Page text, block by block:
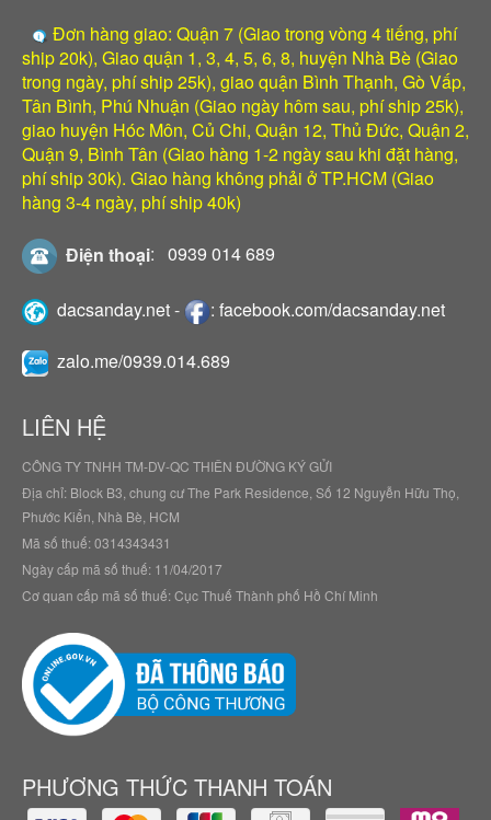
Đơn hàng giao: Quận 7 (Giao trong vòng 4 tiếng, phí
ship 20k), Giao quận 1, 3, 4, 5, 6, 8, huyện Nhà Bè (Giao
trong ngày, phí ship 25k), giao quận Bình Thạnh, Gò Vấp,
Tân Bình, Phú Nhuận (Giao ngày hôm sau, phí ship 25k),
giao huyện Hóc Môn, Củ Chi, Quận 12, Thủ Đức, Quận 2,
Quận 9, Bình Tân (Giao hàng 1-2 ngày sau khi đặt hàng,
phí ship 30k). Giao hàng không phải ở TP.HCM (Giao
hàng 3-4 ngày, phí ship 40k)
Điện thoại: 0939 014 689
dacsanday.net- : facebook.com/dacsanday.net
zalo.me/0939.014.689
LIÊN HỆ
CÔNG TY TNHH TM-DV-QC THIÊN ĐƯỜNG KÝ GỬI
Địa chỉ: Block B3, chung cư The Park Residence, Số 12 Nguyễn Hữu Thọ,
Phước Kiển, Nhà Bè, HCM
Mã số thuế: 0314343431
Ngày cấp mã số thuế: 11/04/2017
Cơ quan cấp mã số thuế: Cục Thuế Thành phố Hồ Chí Minh
PHƯƠNG THỨC THANH TOÁN